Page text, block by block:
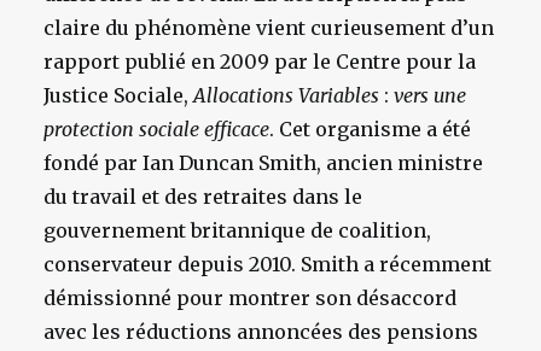
claire du phénomène vient curieusement d’un
rapport publié en 2009 par le Centre pour la
Justice Sociale,Allocations Variables : vers une
protection sociale efficace. Cet organisme a été
fondé par Ian Duncan Smith, ancien ministre
du travail et des retraites dans le
gouvernement britannique de coalition,
conservateur depuis 2010. Smith a récemment
démissionné pour montrer son désaccord
avec les réductions annoncées des pensions